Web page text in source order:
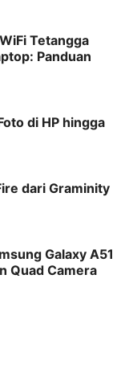
Tetangga
Panduan
di HP hingga
dari Graminity
Galaxy A51
Quad Camera